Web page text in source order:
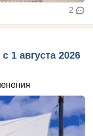
2
1 августа 2026